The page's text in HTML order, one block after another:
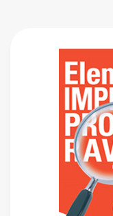
Scegli l’offerta